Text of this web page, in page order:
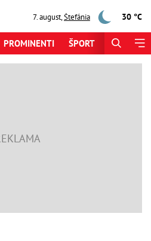
7. august,Štefánia 30 °C
PROMINENTI ŠPORT